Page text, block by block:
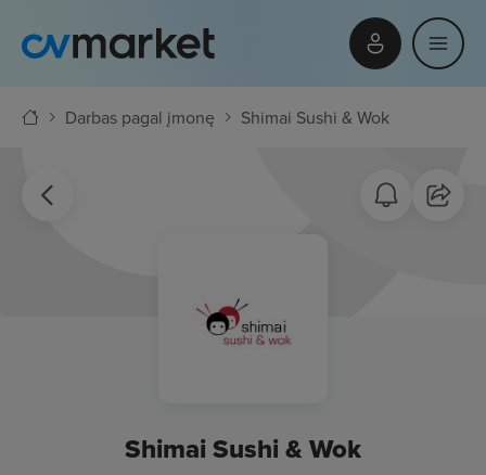
Darbas pagal įmonę Shimai Sushi & Wok
Shimai Sushi & Wok